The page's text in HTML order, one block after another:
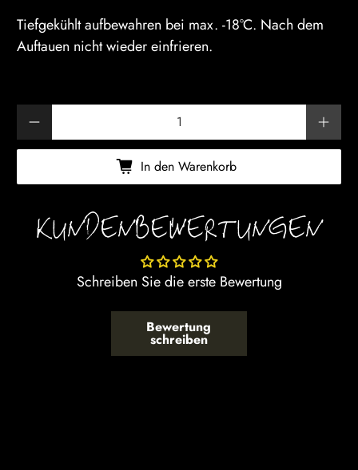
Tiefgekühlt aufbewahren bei max. -18°C. Nach dem
Auftauen nicht wieder einfrieren.
In den Warenkorb
KUNDENBEWERTUNGEN
Schreiben Sie die erste Bewertung
Bewertung
schreiben